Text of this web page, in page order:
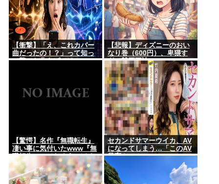
【衝撃】「え、これカバー
曲だったの！？」って知っ
て驚いた曲あげてけ
【悲報】ディズニーのおい
なり巻（600円）、卑猥す
ぎて賛否両論www
【驚愕】名作『無職転生』
凄い事に気付いたwww『無
職転生』ってなろうっぽく
ないからおすすめって言わ
れたから見たのだけど…も
しかして…
セカンドサマーウイカ、AV
になってしまう…「このAV
最高やで！」